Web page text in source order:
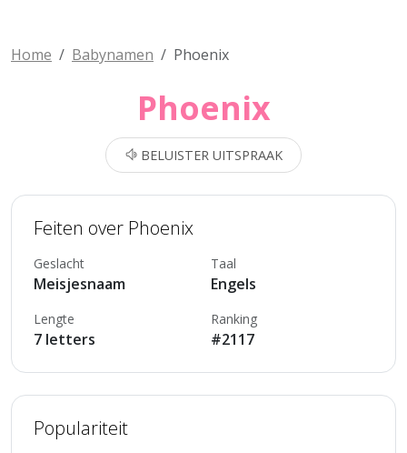
Home Babynamen Phoenix
Phoenix
BELUISTER UITSPRAAK
Feiten over Phoenix
Geslacht
Meisjesnaam
Taal
Engels
Lengte
7 letters
Ranking
#2117
Populariteit